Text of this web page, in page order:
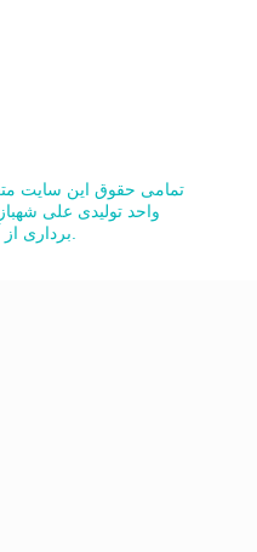
تمامی حقوق این سایت
واحد تولیدی علی